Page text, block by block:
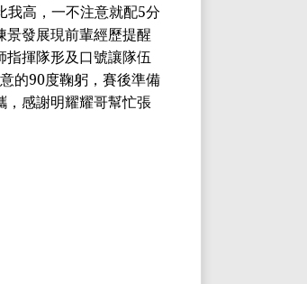
高， 一不注意就配5分
景發展現前輩經歷提醒
指揮隊形及口號讓隊伍
的90度鞠躬，賽後準備
，感謝明耀耀哥幫忙張